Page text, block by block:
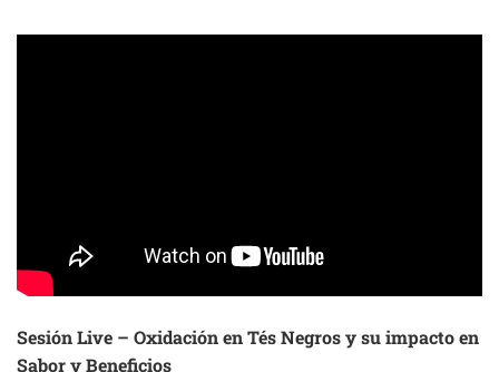
TOMAR
DERRAME
Sesión Live – Oxidación en Tés Negros y su impacto en
Sabor y Beneficios